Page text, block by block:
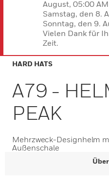
August, 05:00
Samstag, den 8.
Sonntag, den 9.
Vielen Dank für
Zeit.
HARD HATS
A79 -
PEAK
Mehrzweck-Designhelm
Außenschale